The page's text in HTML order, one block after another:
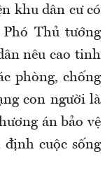
khu dân cư có
Thủ tướng
nêu cao tinh
phòng, chống
con người là
án bảo vệ
định cuộc sống